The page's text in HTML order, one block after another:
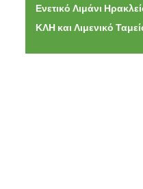
Ενετικό Λιμάνι
ΚΛΗ και Λιμενικό